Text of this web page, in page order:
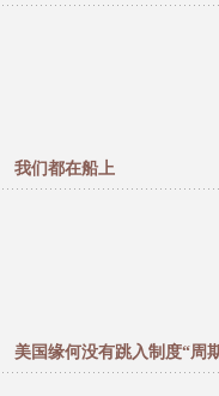
我们都在船上
美国缘何没有跳入制度“周